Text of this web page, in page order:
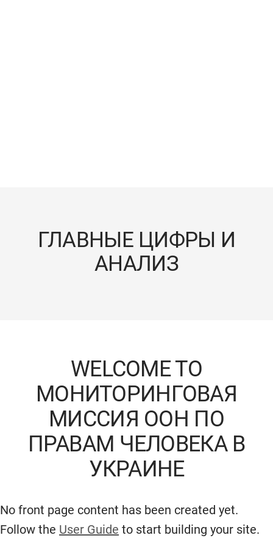
ГЛАВНЫЕ ЦИФРЫ И
АНАЛИЗ
WELCOME TO
МОНИТОРИНГОВАЯ
МИССИЯ ООН ПО
ПРАВАМ ЧЕЛОВЕКА В
УКРАИНЕ
No front page content has been created yet.
Follow the User Guide to start building your site.